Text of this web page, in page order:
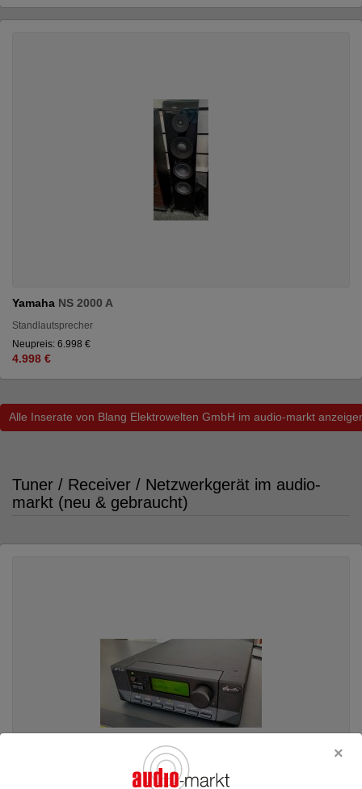
Yamaha NS 2000 A
Standlautsprecher
Neupreis: 6.998 €
4.998 €
Alle Inserate von Blang Elektrowelten GmbH im audio-markt
Tuner / Receiver / Netzwerkgerät im audio-
markt (neu & gebraucht)